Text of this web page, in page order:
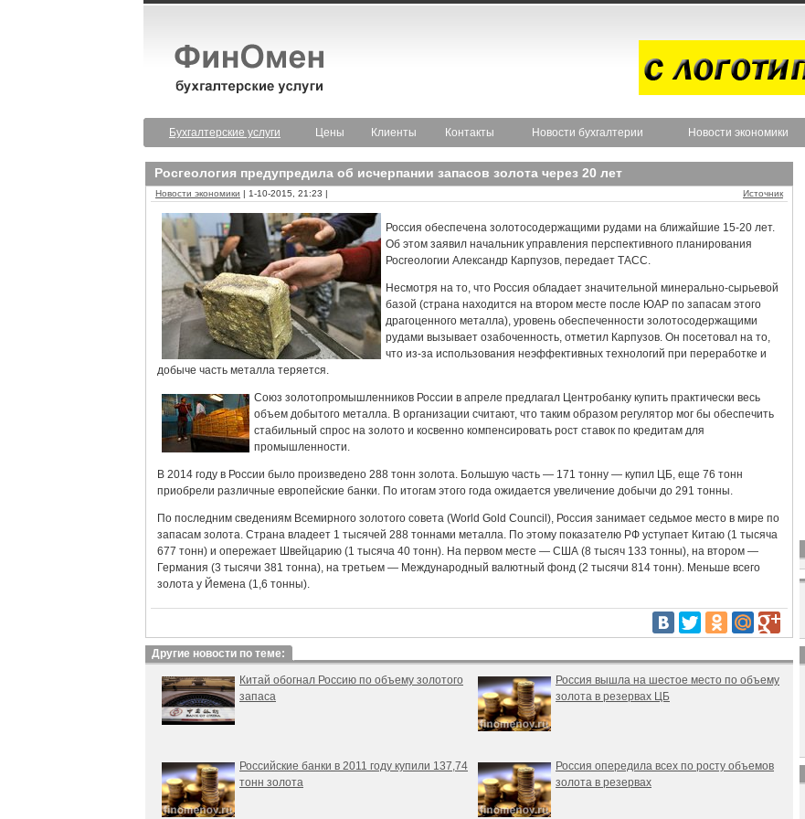
Бухгалтерские услуги
Цены Клиенты Контакты Новости бухгалтерии Новости экономики
Росгеология предупредила об исчерпании запасов золота через 20 лет
Новости экономики | 1-10-2015, 21:23 | Источник
Россия обеспечена золотосодержащими рудами на ближайшие 15-20 лет.
Об этом заявил начальник управления перспективного планирования
Росгеологии Александр Карпузов, передает ТАСС.
Несмотря на то, что Россия обладает значительной минерально-сырьевой
базой (страна находится на втором месте после ЮАР по запасам этого
драгоценного металла), уровень обеспеченности золотосодержащими
рудами вызывает озабоченность, отметил Карпузов. Он посетовал на то,
что из-за использования неэффективных технологий при переработке и
добыче часть металла теряется.
Союз золотопромышленников России в апреле предлагал Центробанку купить практически весь
объем добытого металла. В организации считают, что таким образом регулятор мог бы обеспечить
стабильный спрос на золото и косвенно компенсировать рост ставок по кредитам для
промышленности.
В 2014 году в России было произведено 288 тонн золота. Большую часть — 171 тонну — купил ЦБ, еще 76 тонн
приобрели различные европейские банки. По итогам этого года ожидается увеличение добычи до 291 тонны.
По последним сведениям Всемирного золотого совета (World Gold Council), Россия занимает седьмое место в мире по
запасам золота. Страна владеет 1 тысячей 288 тоннами металла. По этому показателю РФ уступает Китаю (1 тысяча
677 тонн) и опережает Швейцарию (1 тысяча 40 тонн). На первом месте — США (8 тысяч 133 тонны), на втором —
Германия (3 тысячи 381 тонна), на третьем — Международный валютный фонд (2 тысячи 814 тонн). Меньше всего
золота у Йемена (1,6 тонны).
Другие новости по теме:
Китай обогнал Россию по объему золотого
запаса
Россия вышла на шестое место по объему
золота в резервах ЦБ
Российские банки в 2011 году купили 137,74
тонн золота
Россия опередила всех по росту объемов
золота в резервах